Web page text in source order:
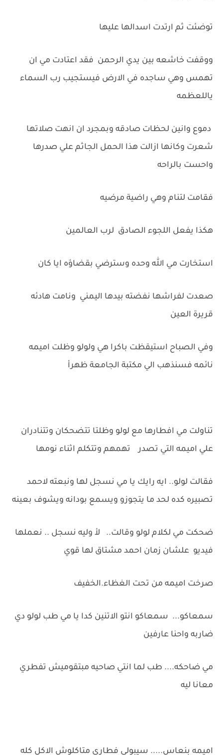
توضئت ثم ارتدت اسدالها عليها
ووقفت خاشعه بين يدي الرحمن فقد اعتادت مي ان
تهمس وهي ساجده في الارض فيستجيب رب السماء
ياللعظمه
دموع وانين لحظات صادقه وبمجرد ان انهت صلاتها
شعرت وكانها ازالت هذا الحمل الجاثم علي صدرها
واحست بالراحه
فقامت لتنام وهي راضية مرضيه
هكذا يفعل اللجوء الصادق لرب العالمين
استخارت مي الله وحده وسترضي بقضاؤه ايا كان
صعدت لفراشها نفضته بيدها اليمني ونامت هادئه
قريرة العين
وفي الصباح استيقظت باكرا هي ولولو وظلت اميمه
نائمه فسنذهب الي مكتبة الجامعة ظهرأ
تناولت مي افطارها مع لولو وظلتا تتضحكان وتتنادران
علي اميمه التي تصدر تهمهم وتتكلم اثناء نومها
فقالت لولو.. ايه رايك يا مي نسجل لها ونبعته لاحمد
تصبيره كده لحد ما يتجوزو ويسمع بودانه ويشوف بعينه
ضحكت مي لكلام لولو وقالت.. لأ وليه نسجل .. نعملها
فيديو علشان زمان احمد مشتاق لها قوي
صرخت اميمه من تحت الغظاء.الخفيف
سمعاكو... سمعاكو انتو الاتنين كدا يا مي طب لولو دي
ضاربه واحنا عارفين
مي ضاحكه.... طب لما انتي صاحيه مبتقوميش تفطري
معانا ليه
اميمه بنعاس..... سيبولي فطاري متاكلوش الاكل كله